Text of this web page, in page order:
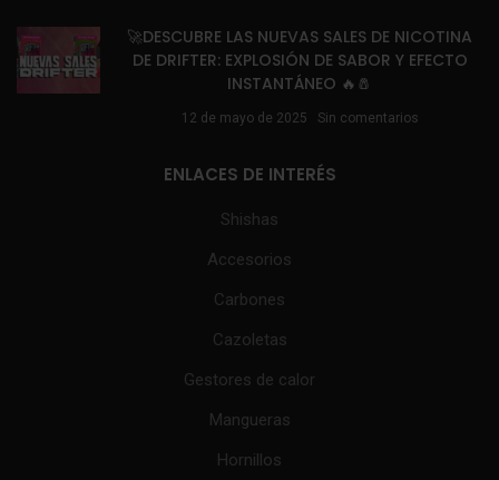
🚀DESCUBRE LAS NUEVAS SALES DE NICOTINA
DE DRIFTER: EXPLOSIÓN DE SABOR Y EFECTO
INSTANTÁNEO 🔥🧂
12 de mayo de 2025 Sin comentarios
ENLACES DE INTERÉS
Shishas
Accesorios
Carbones
Cazoletas
Gestores de calor
Mangueras
Hornillos